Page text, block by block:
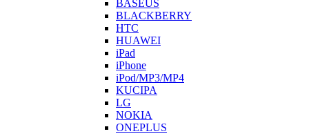
BASEUS
BLACKBERRY
HTC
HUAWEI
iPad
iPhone
iPod/MP3/MP4
KUCIPA
LG
NOKIA
ONEPLUS